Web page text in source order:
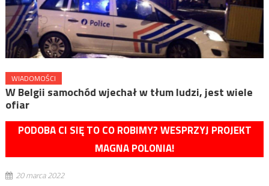
WIADOMOŚCI
W Belgii samochód wjechał w tłum ludzi, jest wiele
ofiar
PODOBA CI SIĘ TO CO ROBIMY? WESPRZYJ PROJEKT
MAGNA POLONIA!
20 marca 2022